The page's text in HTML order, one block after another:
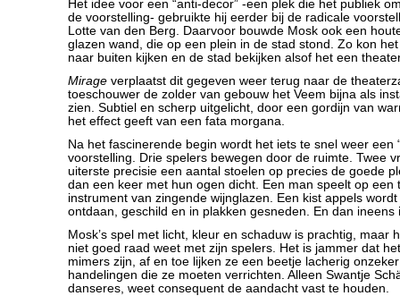
Het idee voor een “anti-decor” -een plek die het publiek
de voorstelling- gebruikte hij eerder bij de radicale
Lotte van den Berg. Daarvoor bouwde Mosk ook een
glazen wand, die op een plein in de stad stond. Zo kon
naar buiten kijken en de stad bekijken alsof het een
Mirage verplaatst dit gegeven weer terug naar de
toeschouwer de zolder van gebouw het Veem bijna als
zien. Subtiel en scherp uitgelicht, door een gordijn van
het effect geeft van een fata morgana.
Na het fascinerende begin wordt het iets te snel weer een
voorstelling. Drie spelers bewegen door de ruimte. Twee
uiterste precisie een aantal stoelen op precies de goede
dan een keer met hun ogen dicht. Een man speelt op een
instrument van zingende wijnglazen. Een kist appels
ontdaan, geschild en in plakken gesneden. En dan ineens
Mosk’s spel met licht, kleur en schaduw is prachtig, maar
niet goed raad weet met zijn spelers. Het is jammer dat
mimers zijn, af en toe lijken ze een beetje lacherig
handelingen die ze moeten verrichten. Alleen Swantje
danseres, weet consequent de aandacht vast te houden.